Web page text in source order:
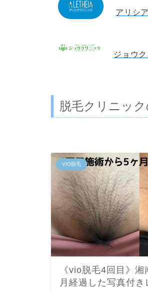
アリシ
ジョウ
脱毛クリニッ
VIO脱毛
《vio脱毛4回目》
月経過した写真付き